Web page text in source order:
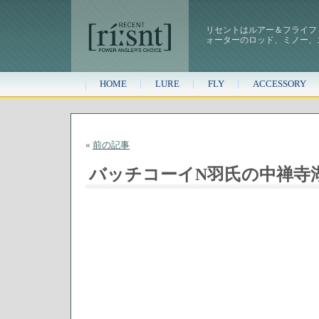
リセントはルアー＆フライ
ォーターのロッド、ミノー
HOME LURE FLY ACCESSORY
« 前の記事
バッチコーイN羽氏の中禅寺